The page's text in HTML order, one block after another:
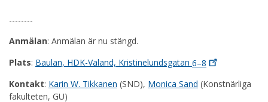
--------
Anmälan: Anmälan är nu stängd.
Plats: Baulan, HDK-Valand, Kristinelundsgatan 6–8
Kontakt: Karin W. Tikkanen (SND), Monica Sand (Konstnärliga
fakulteten, GU)